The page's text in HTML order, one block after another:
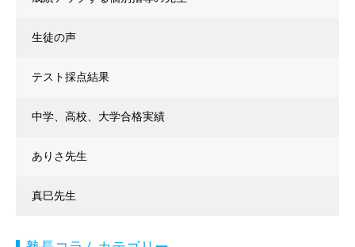
生徒の声
テスト採点結果
中学、高校、大学合格実績
ありさ先生
真巳先生